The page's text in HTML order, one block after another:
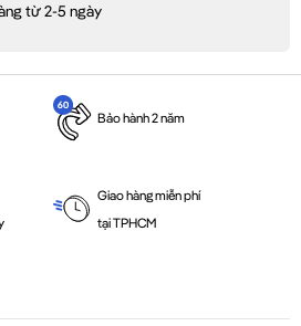
từ 2-5 ngày
Bảo hành 2 năm
Giao hàng miễn phí
tại TPHCM